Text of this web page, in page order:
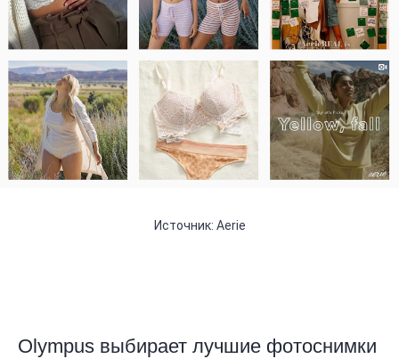
Источник: Aerie
Olympus выбирает лучшие фотоснимки